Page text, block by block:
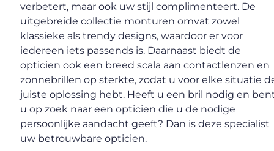
verbetert, maar ook uw stijl complimenteert. De
uitgebreide collectie monturen omvat zowel
klassieke als trendy designs, waardoor er voor
iedereen iets passends is. Daarnaast biedt de
opticien ook een breed scala aan contactlenzen en
zonnebrillen op sterkte, zodat u voor elke situatie
juiste oplossing hebt. Heeft u een bril nodig en
u op zoek naar een opticien die u de nodige
persoonlijke aandacht geeft? Dan is deze specialist
uw betrouwbare opticien.